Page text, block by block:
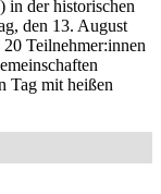
in der historischen
den 13. August
Teilnehmer:innen
Tag mit heißen